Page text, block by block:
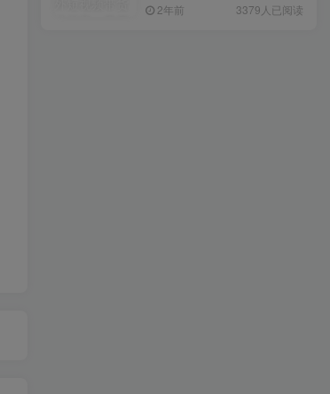
（60节课）
2年前 3379人已阅读